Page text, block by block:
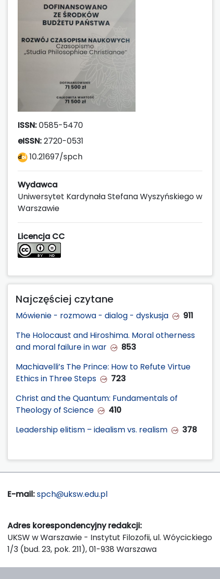
ISSN:0585-5470
eISSN:2720-0531
10.21697/spch
Wydawca
Uniwersytet Kardynała Stefana Wyszyńskiego w
Warszawie
Licencja CC
Najczęściej czytane
Mówienie - rozmowa - dialog - dyskusja
911
The Holocaust and Hiroshima. Moral otherness
and moral failure in war
853
Machiavelli’s The Prince: How to Refute Virtue
Ethics in Three Steps
723
Christ and the Quantum: Fundamentals of
Theology of Science
410
Leadership elitism – idealism vs. realism
378
E-mail:spch@uksw.edu.pl
Adres korespondencyjny redakcji:
UKSW w Warszawie - Instytut Filozofii, ul. Wóycickiego
1/3 (bud. 23, pok. 211), 01-938 Warszawa